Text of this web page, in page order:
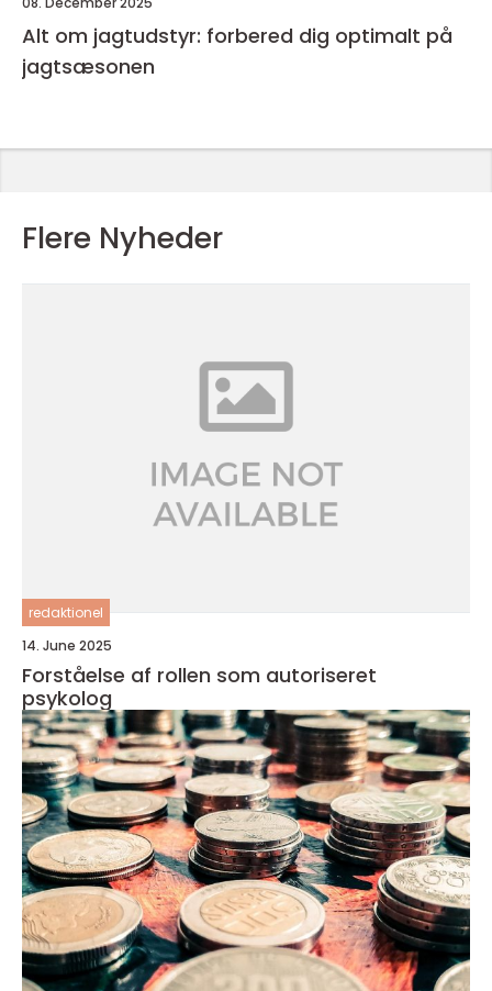
Alt om jagtudstyr: forbered dig optimalt på
jagtsæsonen
Flere Nyheder
redaktionel
14. June 2025
Forståelse af rollen som autoriseret
psykolog